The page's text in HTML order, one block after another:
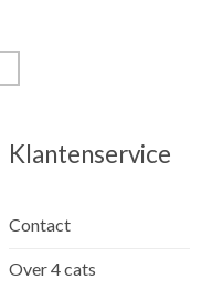
Klantenservice
Contact
Over 4 cats